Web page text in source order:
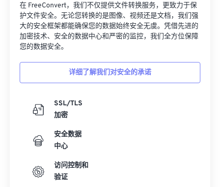
在 FreeConvert，我们不仅提供文件转换服务，更致力于保
护文件安全。无论您转换的是图像、视频还是文档，我们强
大的安全框架都能确保您的数据始终安全无虞。凭借先进的
加密技术、安全的数据中心和严密的监控，我们全方位保障
您的数据安全。
详细了解我们对安全的承诺
SSL/TLS
加密
安全数据
中心
访问控制和
验证